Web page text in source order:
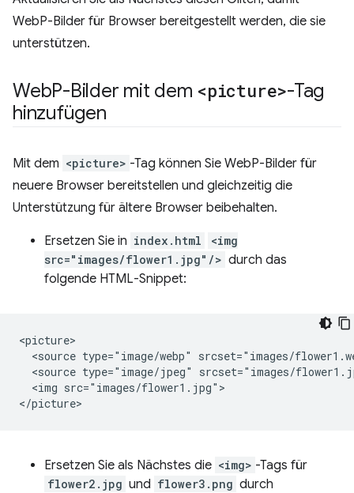
WebP-Bilder für Browser bereitgestellt werden, die sie
unterstützen.
WebP-Bilder mit dem <picture>-Tag
hinzufügen
Mit dem <picture> -Tag können Sie WebP-Bilder für
neuere Browser bereitstellen und gleichzeitig die
Unterstützung für ältere Browser beibehalten.
Ersetzen Sie in index.html
<img
src="images/flower1.jpg"/> durch das
folgende HTML-Snippet:
<picture>
<source type="image/webp" srcset="images/
<source type="image/jpeg" srcset="images/
  <img src="images/flower1.jpg">
Ersetzen Sie als Nächstes die <img> -Tags für
flower2.jpg und flower3.png durch